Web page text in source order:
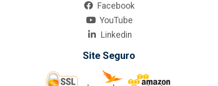
Facebook
YouTube
Linkedin
Site Seguro